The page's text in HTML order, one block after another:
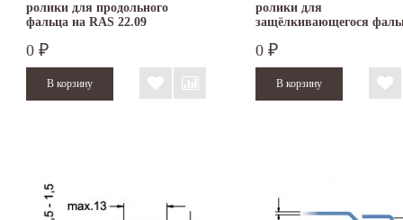
ролики для продольного
фальца на RAS 22.09
0 ₽
ролики для
защёлкивающегося
0 ₽